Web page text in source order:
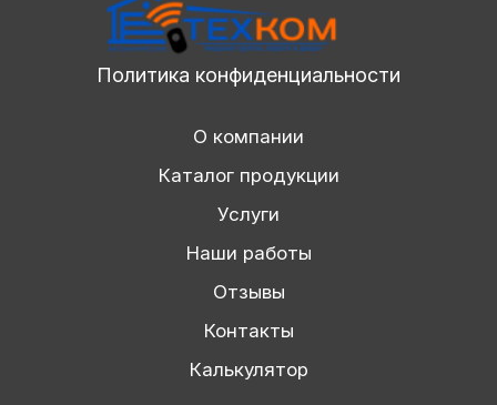
Политика конфиденциальности
О компании
Каталог продукции
Услуги
Наши работы
Отзывы
Контакты
Калькулятор